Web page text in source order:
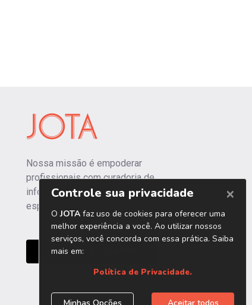
Nossa missão é empoderar
profissionais com curadoria de
informações independentes e
especializadas.
CONHEÇA O JOTA PRO